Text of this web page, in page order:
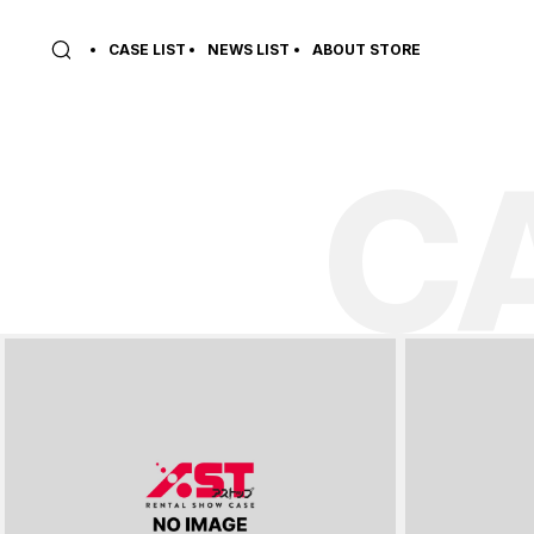
CASE LIST NEWS LIST ABOUT STORE